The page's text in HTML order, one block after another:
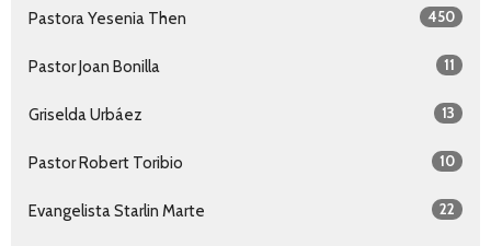
Pastora Yesenia Then 450
Pastor Joan Bonilla 11
Griselda Urbáez 13
Pastor Robert Toribio 10
Evangelista Starlin Marte 22